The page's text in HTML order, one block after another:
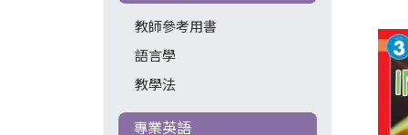
教師參考用書
語言學
教學法
專業英語